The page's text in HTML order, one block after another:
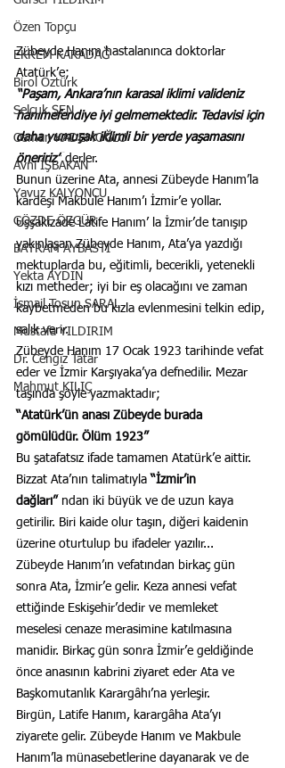
Özen Topçu
EKREM KARADAĞ
Birol Öztürk
Selçuk ŞEN
Osman KADEMOĞLU
Avni İŞBAKAN
Yavuz KALYONCU
GÖZDE ÖZGÜR
BAYRAM AYBASTI
Yekta AYDIN
İsmail Tosun SARAL
Mustafa YILDIRIM
Dr. Cengiz Tatar
Mahmut KILIÇ
Zübeyde Hanım hastalanınca doktorlar
Atatürk’e;
“Paşam, Ankara’nın karasal iklimi valideniz
hanımefendiye iyi gelmemektedir. Tedavisi için
daha yumuşak iklimli bir yerde yaşamasını
öneririz” derler.
Bunun üzerine Ata, annesi Zübeyde Hanım’la
kardeşi Makbule Hanım’ı İzmir’e yollar.
Uşşakizade Latife Hanım’ la İzmir’de tanışıp
yakınlaşan Zübeyde Hanım, Ata’ya yazdığı
mektuplarda bu, eğitimli, becerikli, yetenekli
kızı metheder; iyi bir eş olacağını ve zaman
kaybetmeden bu kızla evlenmesini telkin edip,
salık verir.
Zübeyde Hanım 17 Ocak 1923 tarihinde vefat
eder ve İzmir Karşıyaka’ya defnedilir. Mezar
taşında şöyle yazmaktadır;
“Atatürk’ün anası Zübeyde burada
gömülüdür. Ölüm 1923”
Bu şatafatsız ifade tamamen Atatürk’e aittir.
Bizzat Ata’nın talimatıyla “İzmir’in
dağları” ndan iki büyük ve de uzun kaya
getirilir. Biri kaide olur taşın, diğeri kaidenin
üzerine oturtulup bu ifadeler yazılır...
Zübeyde Hanım’ın vefatından birkaç gün
sonra Ata, İzmir’e gelir. Keza annesi vefat
ettiğinde Eskişehir’dedir ve memleket
meselesi cenaze merasimine katılmasına
manidir. Birkaç gün sonra İzmir’e geldiğinde
önce anasının kabrini ziyaret eder Ata ve
Başkomutanlık Karargâhı’na yerleşir.
Birgün, Latife Hanım, karargâha Ata’yı
ziyarete gelir. Zübeyde Hanım ve Makbule
Hanım’la münasebetlerine dayanarak ve de